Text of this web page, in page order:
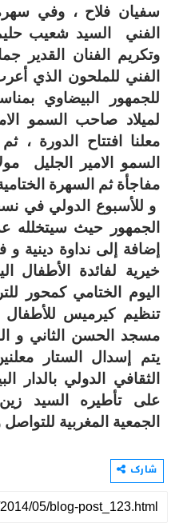
سفيان فلاح ، وفي سهرة
الفني السيد شعيب
وتكريم الفنان القدير
الفني للملحون الذي
للجمهور البيضاوي
لميلاد صاحب السمو
معلنا افتتاح الدورة ،
السمو الامير الجليل
مفاجأة ثم السهرة
و للأسبوع الدولي في
الجمهور حيث سيتخلله
إضافة إلى نداوة دينية
خيرية لفائدة الأطفال
اليوم الختامي كمحور
تنظيم كيرميس للأطفال
مسجد الحسن الثاني و
يتم إسدال الستار
الثقافي الدولي بالدار
على تأطيره السيد
الجمعية المغربية للتواصل
شارك